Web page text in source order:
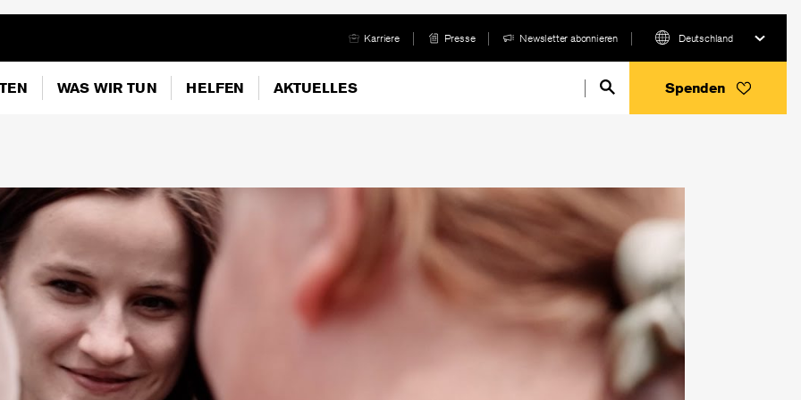
Karriere Presse Newsletter abonnieren Deutschland
WAS WIR TUN HELFEN AKTUELLES Spenden